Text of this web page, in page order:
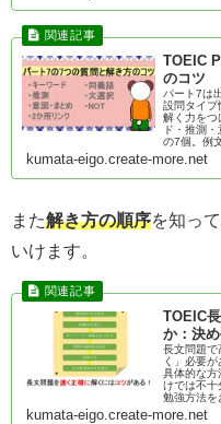
TOEIC
のコツ
パート7は
設問タイプ
解く力をつ
ド・推測
の7個。例
kumata-eigo.create-more.net
また解き方の順序を知っ
いけます。
TOEIC
か：決
長文問題で
く」必要が
具体的な方
けでは不十
勉強方法を
kumata-eigo.create-more.net